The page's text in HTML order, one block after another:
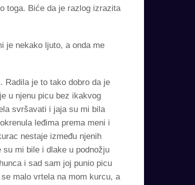
toga. Biće da je razlog izrazita
je nekako ljuto, a onda me
Radila je to tako dobro da je
u njenu picu bez ikakvog
svršavati i jaja su mi bila
leđima prema meni i
nestaje između njenih
mi bile i dlake u podnožju
i sad sam joj punio picu
malo vrtela na mom kurcu, a